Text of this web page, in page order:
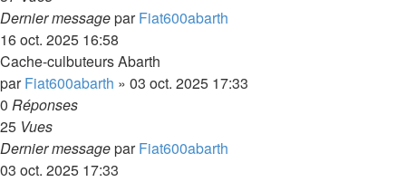
Dernier messageparFiat600abarth
16 oct. 2025 16:58
Cache-culbuteurs Abarth
parFiat600abarth » 03 oct. 2025 17:33
0 Réponses
25 Vues
Dernier messageparFiat600abarth
03 oct. 2025 17:33